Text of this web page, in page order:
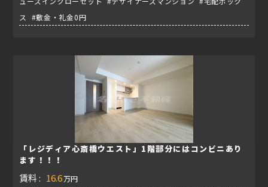
ス #敷金・礼金0円
「レジディア心斎橋ウエスト」1階部分にはコンビニあり
ます！！！
賃料 : 16.6万円